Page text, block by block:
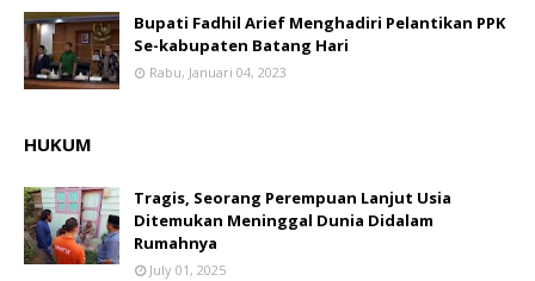
Bupati Fadhil Arief Menghadiri Pelantikan PPK
Se-kabupaten Batang Hari
Rabu, Januari 04, 2023
HUKUM
Tragis, Seorang Perempuan Lanjut Usia
Ditemukan Meninggal Dunia Didalam
Rumahnya
July 01, 2025